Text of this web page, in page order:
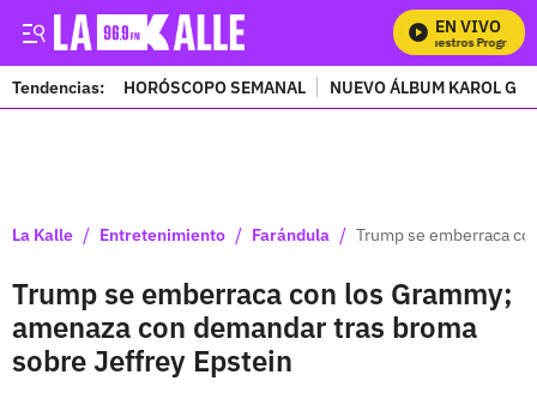
EN VIVO
Mira Todos Nuestros Programas
Tendencias: HORÓSCOPO SEMANAL NUEVO ÁLBUM KAROL G
La Kalle / Entretenimiento / Farándula / Trump se emberraca
Trump se emberraca con los Grammy;
amenaza con demandar tras broma
sobre Jeffrey Epstein